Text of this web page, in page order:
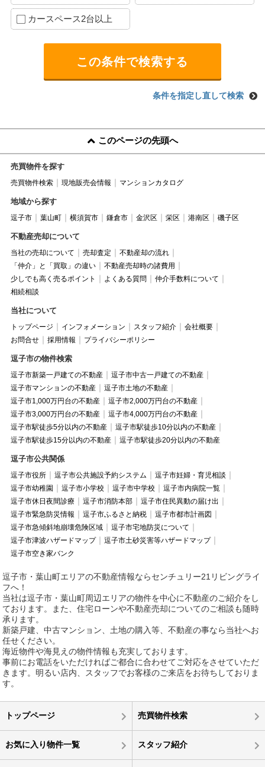
カースペース2台以上
条件を指定し直して検索
このページの先頭へ
売買物件を探す
売買物件検索 現地販売会情報 マンションカタログ
地域から探す
逗子市 葉山町 横須賀市 鎌倉市 金沢区 栄区 港南区 磯子区
不動産売却について
当社の売却について 売却査定
不動産却の流れ
「仲介」と「買取」の違い
不動産売却時の諸費用
少しでも高く売るポイント
よくある質問
仲介手数料について
相続相談
当社について
トップページ インフォメーション スタッフ紹介
会社概要
お問合せ
採用情報 プライバシーポリシー
逗子市の物件検索
逗子市新築一戸建ての不動産
逗子市中古一戸建ての不動産
逗子市マンションの不動産
逗子市土地の不動産
逗子市1,000万円台の不動産
逗子市2,000万円台の不動産
逗子市3,000万円台の不動産
逗子市4,000万円台の不動産
逗子市駅徒歩5分以内の不動産
逗子市駅徒歩10分以内の不動産
逗子市駅徒歩15分以内の不動産
逗子市駅徒歩20分以内の不動産
逗子市公共関係
逗子市役所 逗子市公共施設予約システム
逗子市妊婦・育児相談
逗子市幼稚園
逗子市小学校 逗子市中学校
逗子市内病院一覧
逗子市休日夜間診療
逗子市消防本部
逗子市住民異動の届け出
逗子市緊急防災情報
逗子市ふるさと納税
逗子市都市計画図
逗子市急傾斜地崩壊危険区域
逗子市宅地防災について
逗子市津波ハザードマップ
逗子市土砂災害等ハザードマップ
逗子市空き家バンク
逗子市・葉山町エリアの不動産情報ならセンチュリー21リビングライ
フへ！
当社は逗子市・葉山町周辺エリアの物件を中心に不動産のご紹介をし
ております。また、住宅ローンや不動産売却についてのご相談も随時
承ります。
新築戸建、中古マンション、土地の購入等、不動産の事なら当社へお
任せください。
海近物件や海見えの物件情報も充実しております。
事前にお電話をいただければご都合に合わせてご対応をさせていただ
きます。明るい店内、スタッフでお客様のご来店をお待ちしておりま
す。
トップページ 売買物件検索
お気に入り物件一覧 スタッフ紹介